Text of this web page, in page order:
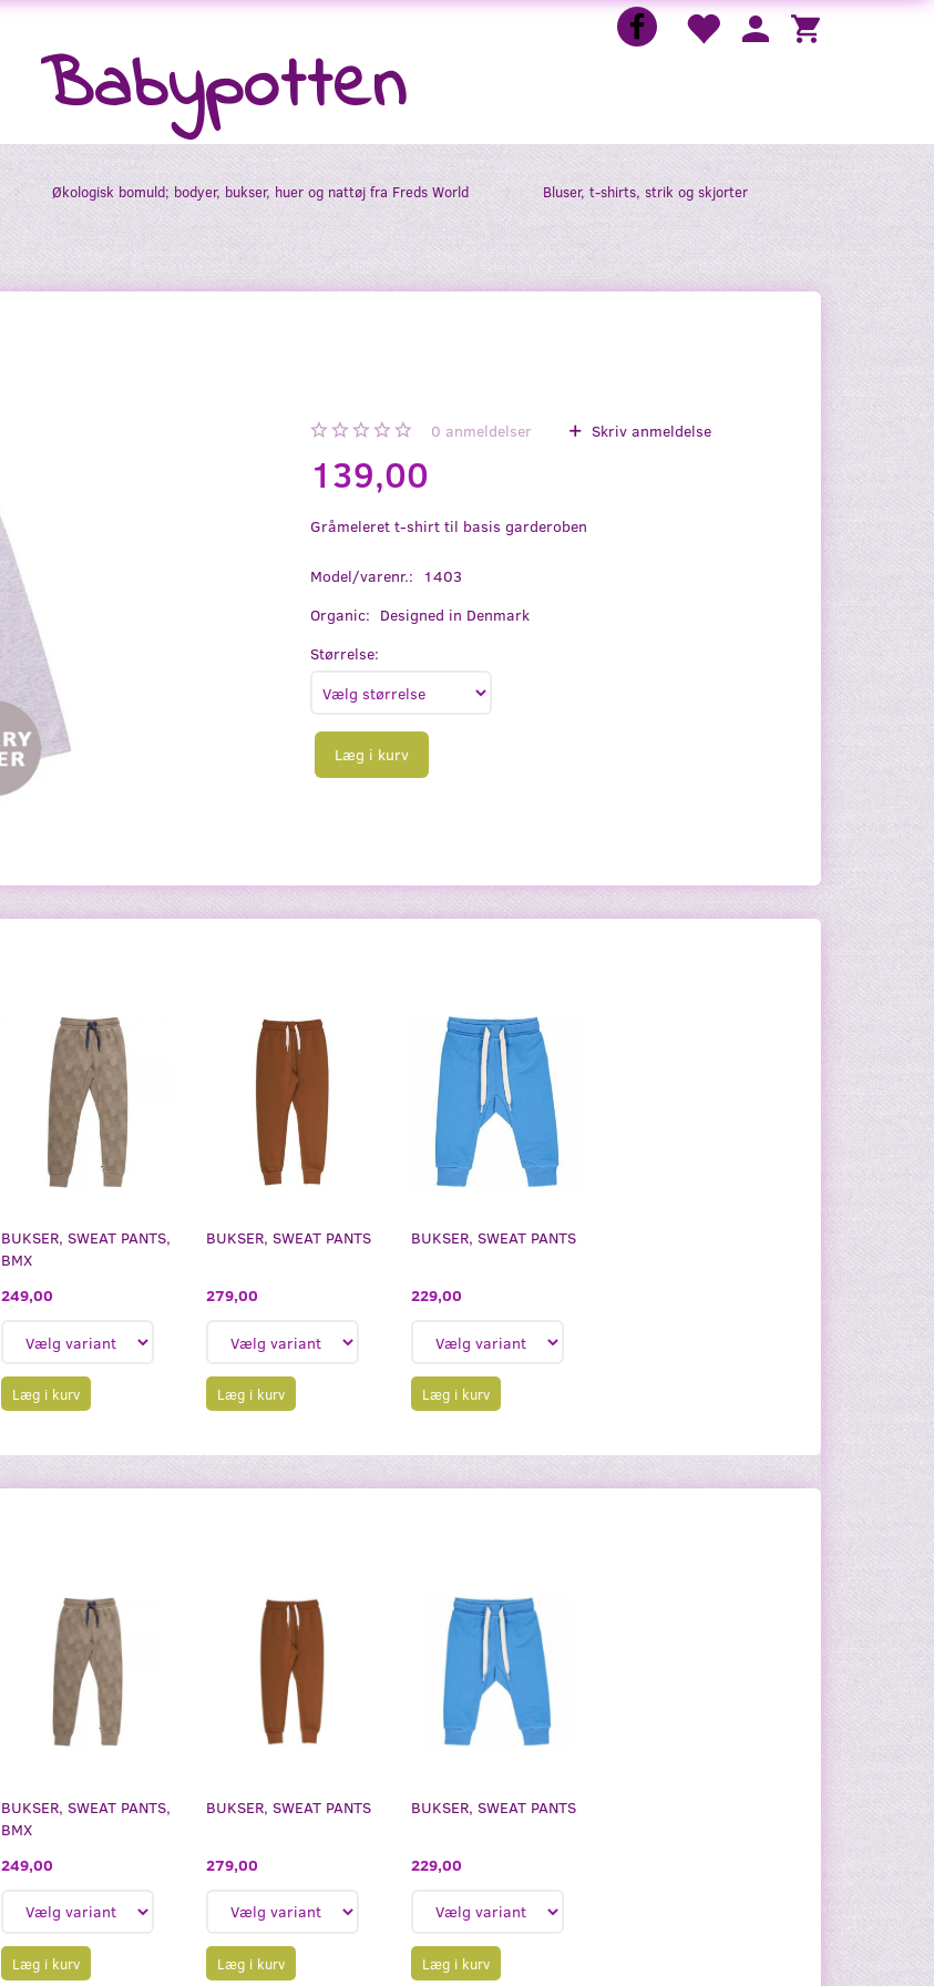
Babypotten
Økologisk bomuld; bodyer, bukser, huer og nattøj fra Freds World Bluser, t-shirts, strik og skjorter
0 anmeldelser Skriv anmeldelse
139,00
Gråmeleret t-shirt til basis garderoben
Model/varenr.:
1403
Organic: Designed in Denmark
Størrelse:
Læg i kurv
BUKSER, SWEAT PANTS,
BMX
249,00
Læg i kurv
BUKSER, SWEAT PANTS
279,00
Læg i kurv
BUKSER, SWEAT PANTS
229,00
Læg i kurv
BUKSER, SWEAT PANTS,
BMX
249,00
Læg i kurv
BUKSER, SWEAT PANTS
279,00
Læg i kurv
BUKSER, SWEAT PANTS
229,00
Læg i kurv